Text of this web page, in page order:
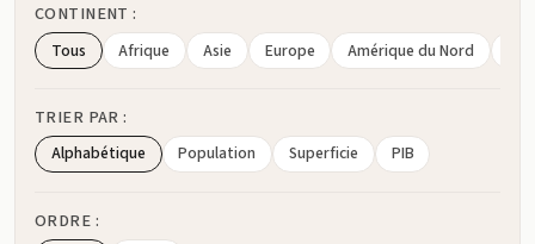
CONTINENT :
Tous Afrique Asie Europe Amérique du Nord
TRIER PAR :
Alphabétique Population Superficie PIB
ORDRE :